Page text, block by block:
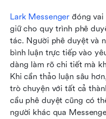
Lark Messenger đóng
giữ cho quy trình phê
tác. Người phê duyệt và
bình luận trực tiếp vào
dàng làm rõ chi tiết mà
Khi cần thảo luận sâu
trò chuyện với tất cả
cầu phê duyệt cũng có
người khác qua